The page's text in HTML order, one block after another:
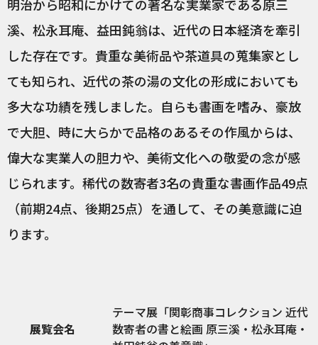
明治から昭和にかけての著名な実業家である原三
溪、松永耳庵、益田鈍翁は、近代の日本経済を牽引
した存在です。貴重な美術品や茶道具の蒐集家とし
ても知られ、近代の茶の湯の文化の形成においても
多大な功績を残しました。自らも書画を嗜み、豪放
で大胆、時に大らかで品格のあるその作風からは、
偉大な実業人の胆力や、美術文化への敬愛の念が感
じられます。稀代の数寄者3名の貴重な書画作品49点
（前期24点、後期25点）を通して、その美意識に迫
ります。
展覧会名
テーマ展「関彰商事コレクション 近代
数寄者の書と絵画 原三溪・松永耳庵・